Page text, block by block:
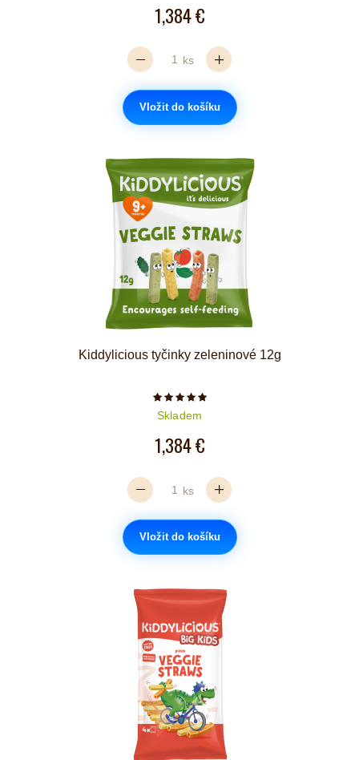
1,384 €
ks
Vložit do košíku
Kiddylicious tyčinky zeleninové 12g
Počet hvězdiček je 5 z 5
Skladem
1,384 €
ks
Vložit do košíku